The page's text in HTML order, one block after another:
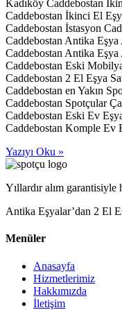
Kadıköy Caddebostan
Caddebostan İkinci El
Caddebostan İstasyon
Caddebostan Antika Eşya
Caddebostan Antika
Caddebostan Eski
Caddebostan 2 El Eşya
Caddebostan en Yakın
Caddebostan Spotçular
Caddebostan Eski Ev
Caddebostan Komple Ev
Yazıyı Oku »
Yıllardır alım
Antika Eşyalar’dan 2 El
Menüler
Anasayfa
Hizmetlerimiz
Hakkımızda
İletişim